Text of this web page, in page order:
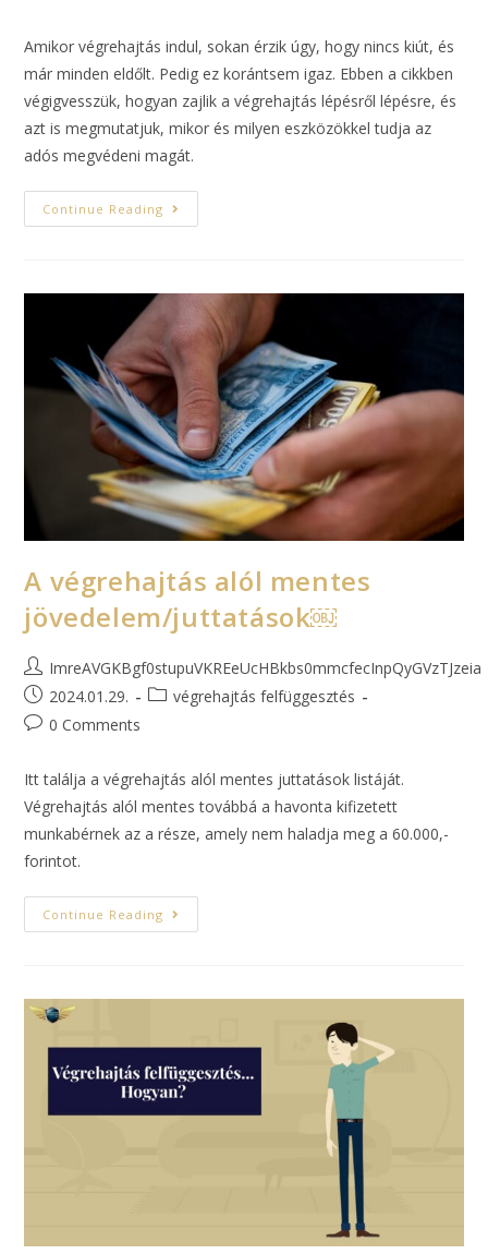
Amikor végrehajtás indul, sokan érzik úgy, hogy nincs kiút, és
már minden eldőlt. Pedig ez korántsem igaz. Ebben a cikkben
végigvesszük, hogyan zajlik a végrehajtás lépésről lépésre, és
azt is megmutatjuk, mikor és milyen eszközökkel tudja az
adós megvédeni magát.
Continue Reading
A végrehajtás alól mentes
jövedelem/juttatások￼
ImreAVGKBgf0stupuVKREeUcHBkbs0mmcfecInpQyGVzTJzeia
2024.01.29.
végrehajtás felfüggesztés
0 Comments
Itt találja a végrehajtás alól mentes juttatások listáját.
Végrehajtás alól mentes továbbá a havonta kifizetett
munkabérnek az a része, amely nem haladja meg a 60.000,-
forintot.
Continue Reading